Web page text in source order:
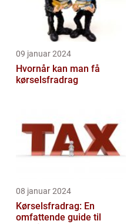
09 januar 2024
Hvornår kan man få
kørselsfradrag
08 januar 2024
Kørselsfradrag: En
omfattende guide til